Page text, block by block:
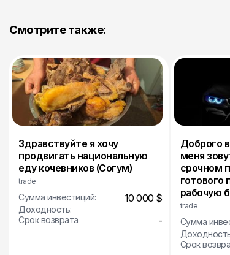
Смотрите также:
Здравствуйте я хочу
продвигать национальную
еду кочевников (Согум)
trade
Сумма инвестиций: 10 000 $
Доходность:
Срок возврата
-
Доброго
меня
срочном
готового
рабочую
trade
Сумма
Срок